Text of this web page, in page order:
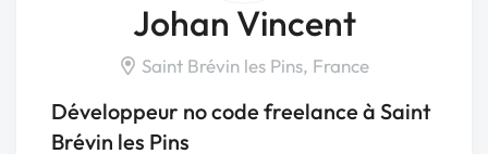
Johan Vincent
Saint Brévin les Pins, France
Développeur no code freelance à Saint
Brévin les Pins